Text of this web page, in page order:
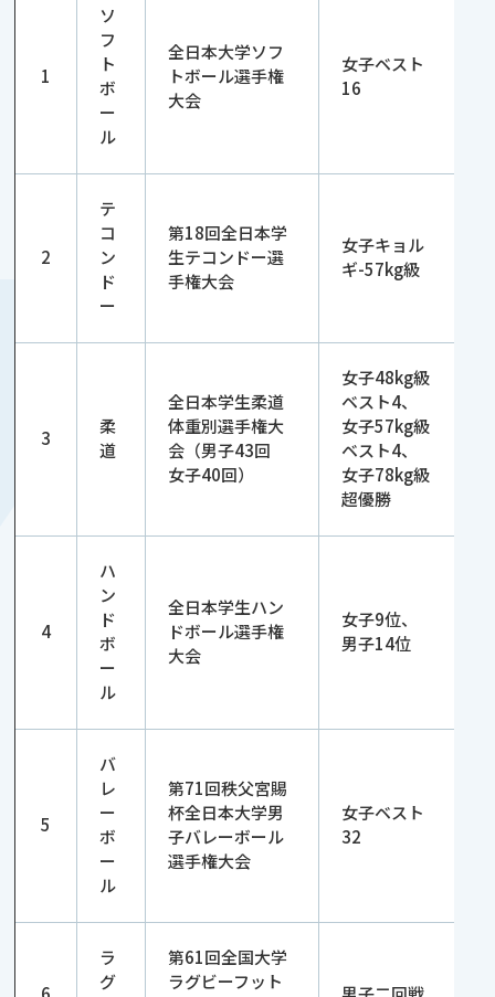
1
ソ
フ
ト
ボ
ー
ル
全日本大学ソフ
トボール選手権
大会
女子ベスト
16
2
テ
コ
ン
ド
ー
第18回全日本学
生テコンドー選
手権大会
女子キョル
ギ-57kg級
3
柔
道
全日本学生柔道
体重別選手権大
会（男子43回
女子40回）
女子48kg級
ベスト4、
女子57kg級
ベスト4、
女子78kg級
超優勝
4
ハ
ン
ド
ボ
ー
ル
全日本学生ハン
ドボール選手権
大会
女子9位、
男子14位
5
バ
レ
ー
ボ
ー
ル
第71回秩父宮賜
杯全日本大学男
子バレーボール
選手権大会
女子ベスト
32
ラ
グ
第61回全国大学
ラグビーフット